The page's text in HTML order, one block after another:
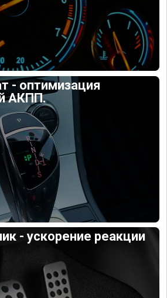
- оптимизация
АКПП.
- ускорение реакции